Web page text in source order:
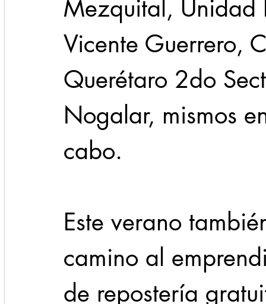
Mezquital,
Vicente Guerrero,
Querétaro 2do
Nogalar, mismos
cabo.
Este verano
camino al
de repostería